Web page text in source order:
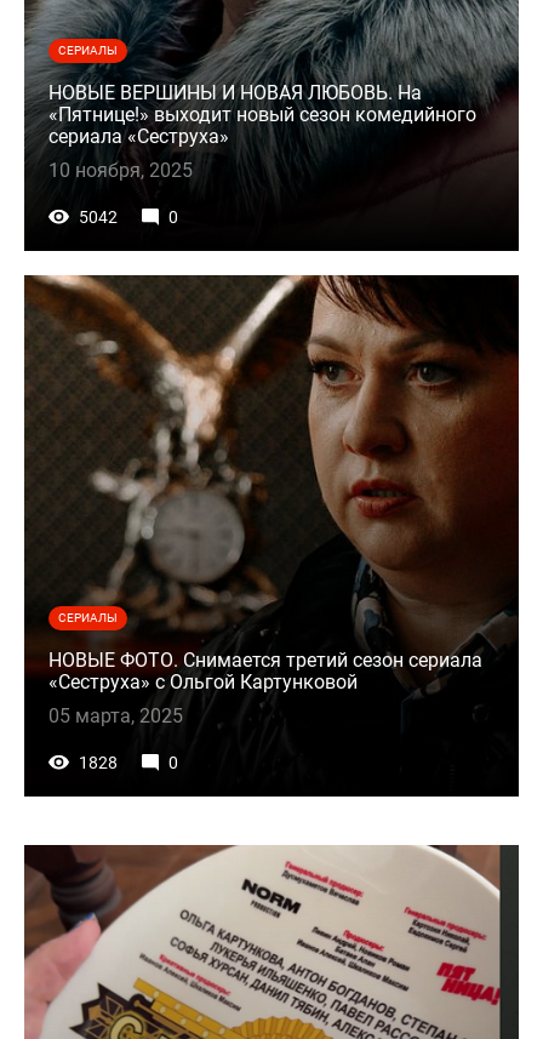
СЕРИАЛЫ
НОВЫЕ ВЕРШИНЫ И НОВАЯ ЛЮБОВЬ. На
«Пятнице!» выходит новый сезон комедийного
сериала «Сеструха»
10 ноября, 2025
5042 0
СЕРИАЛЫ
НОВЫЕ ФОТО. Снимается третий сезон сериала
«Сеструха» с Ольгой Картунковой
05 марта, 2025
1828 0